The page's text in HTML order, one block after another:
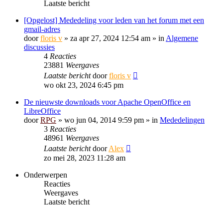
Laatste bericht
[Opgelost] Mededeling voor leden van het forum met een
gmail-adres
doorfloris v » za apr 27, 2024 12:54 am » in Algemene
discussies
4 Reacties
23881 Weergaves
Laatste berichtdoorfloris v
wo okt 23, 2024 6:45 pm
De nieuwste downloads voor Apache OpenOffice en
LibreOffice
doorRPG » wo jun 04, 2014 9:59 pm » in Mededelingen
3 Reacties
48961 Weergaves
Laatste berichtdoorAlex
zo mei 28, 2023 11:28 am
Onderwerpen
Reacties
Weergaves
Laatste bericht